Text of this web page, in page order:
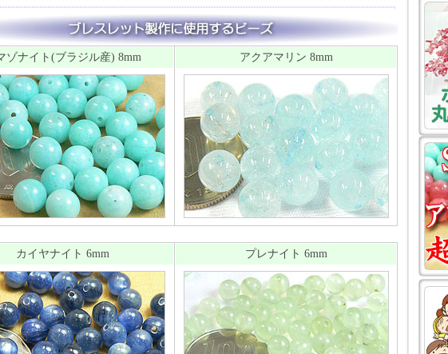
ゾナイト(ブラジル産) 8mm アクアマリン 8mm
カイヤナイト 6mm プレナイト 6mm